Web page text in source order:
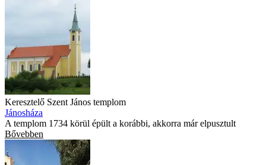
Keresztelő Szent János templom
Jánosháza
A templom 1734 körül épült a korábbi, akkorra már elpusztult
Bővebben